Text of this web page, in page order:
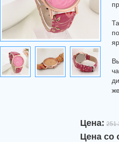
Цена:
Цена со